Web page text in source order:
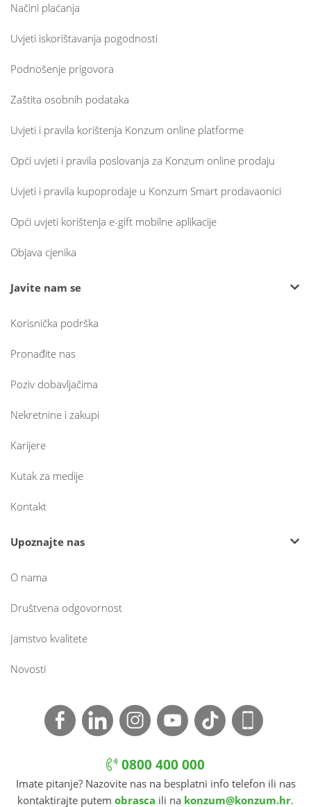
Načini plaćanja
Uvjeti iskorištavanja pogodnosti
Podnošenje prigovora
Zaštita osobnih podataka
Uvjeti i pravila korištenja Konzum online platforme
Opći uvjeti i pravila poslovanja za Konzum online prodaju
Uvjeti i pravila kupoprodaje u Konzum Smart prodavaonici
Opći uvjeti korištenja e-gift mobilne aplikacije
Objava cjenika
Javite nam se
Korisnička podrška
Pronađite nas
Poziv dobavljačima
Nekretnine i zakupi
Karijere
Kutak za medije
Kontakt
Upoznajte nas
O nama
Društvena odgovornost
Jamstvo kvalitete
Novosti
0800 400 000
Imate pitanje? Nazovite nas na besplatni info telefon ili nas
kontaktirajte putem obrasca ili na konzum@konzum.hr.